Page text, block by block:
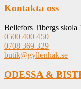
Kontakta oss
Bellefors Tibergs skola
0500 400 450
0708 369 329
butik@gyllenhak.se
ODESSA &